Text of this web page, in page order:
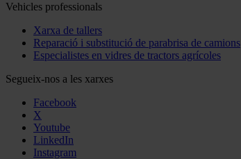
Vehicles professionals
Xarxa de tallers
Reparació i substitució de parabrisa de camions
Especialistes en vidres de tractors agrícoles
Segueix-nos a les xarxes
Facebook
X
Youtube
LinkedIn
Instagram